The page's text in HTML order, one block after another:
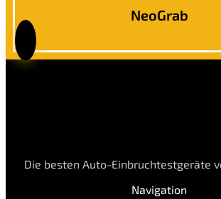
NeoGrab
Die besten Auto-Einbruchtestgeräte
Navigation